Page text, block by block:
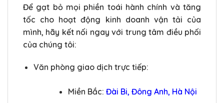
Để gạt bỏ mọi phiền toái hành chính và tăng
tốc cho hoạt động kinh doanh vận tải của
mình, hãy kết nối ngay với trung tâm điều phối
của chúng tôi:
Văn phòng giao dịch trực tiếp:
Miền Bắc: Đài Bi, Đông Anh, Hà Nội